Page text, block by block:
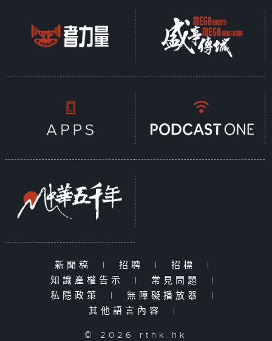
新聞稿 | 招聘 | 招標
|
知識產權告示
| 常見問題
|
私隱政策
| 無障礙播放器
|
其他語言內容
|
© 2026 rthk.hk